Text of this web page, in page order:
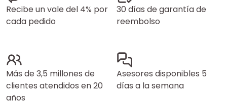
Recibe un vale del 4% por
cada pedido
30 días de garantía de
reembolso
Más de 3,5 millones de
clientes atendidos en 20
años
Asesores disponibles 5
días a la semana